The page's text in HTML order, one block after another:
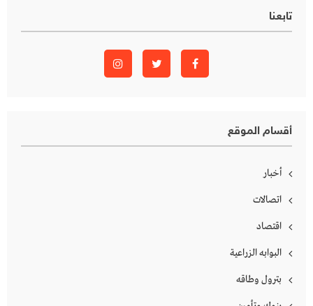
تابعنا
أقسام الموقع
أخبار
اتصالات
اقتصاد
البوابه الزراعية
بترول وطاقه